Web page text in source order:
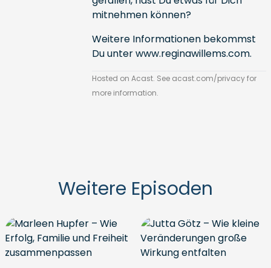
mitnehmen können?
Weitere Informationen bekommst
Du unterwww.reginawillems.com.
Hosted on Acast. See acast.com/privacyfor
more information.
Weitere Episoden